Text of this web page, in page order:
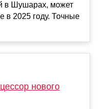
в Шушарах, может
в 2025 году. Точные
нового